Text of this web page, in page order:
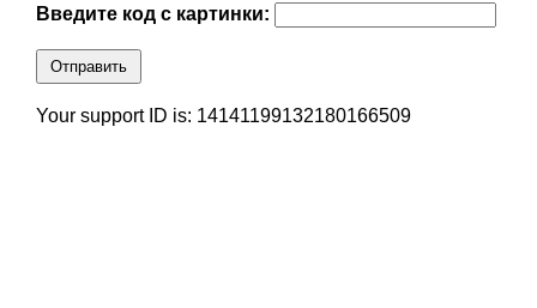
Введите код с картинки:
Отправить
Your support ID is: 14141199132180166509